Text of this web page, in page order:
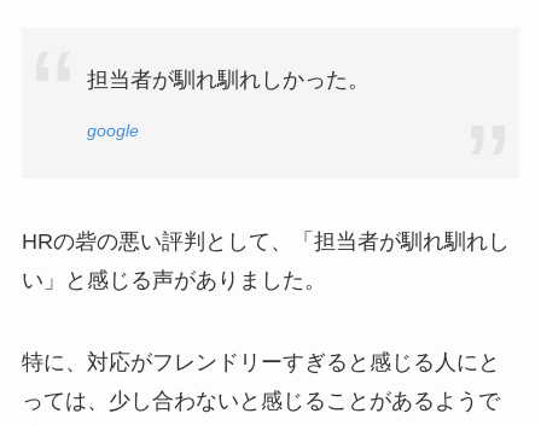
担当者が馴れ馴れしかった。
google
HRの砦の悪い評判として、「担当者が馴れ馴れし
い」と感じる声がありました。
特に、対応がフレンドリーすぎると感じる人にと
っては、少し合わないと感じることがあるようで